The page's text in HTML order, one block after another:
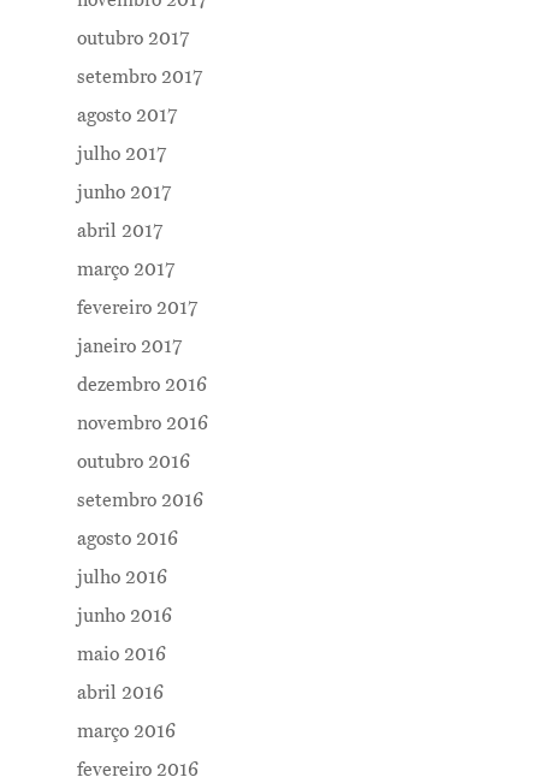
outubro 2017
setembro 2017
agosto 2017
julho 2017
junho 2017
abril 2017
março 2017
fevereiro 2017
janeiro 2017
dezembro 2016
novembro 2016
outubro 2016
setembro 2016
agosto 2016
julho 2016
junho 2016
maio 2016
abril 2016
março 2016
fevereiro 2016